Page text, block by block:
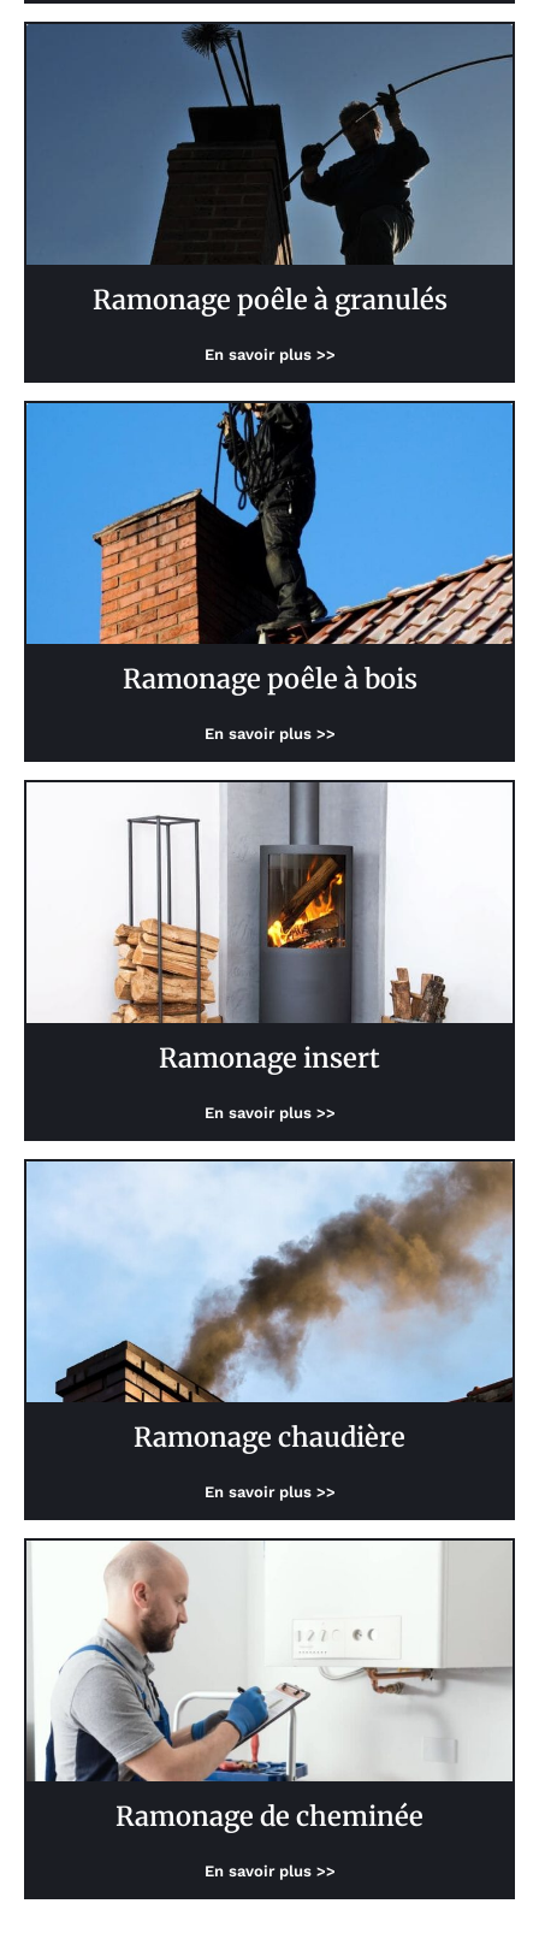
Ramonage poêle à granulés
En savoir plus >>
Ramonage poêle à bois
En savoir plus >>
Ramonage insert
En savoir plus >>
Ramonage chaudière
En savoir plus >>
Ramonage de cheminée
En savoir plus >>